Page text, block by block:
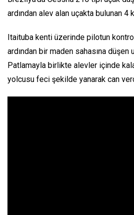
ardından alev alan uçakta bulunan 4
Itaituba kenti üzerinde pilotun
ardından bir maden sahasına düşen
Patlamayla birlikte alevler içinde
yolcusu feci şekilde yanarak can